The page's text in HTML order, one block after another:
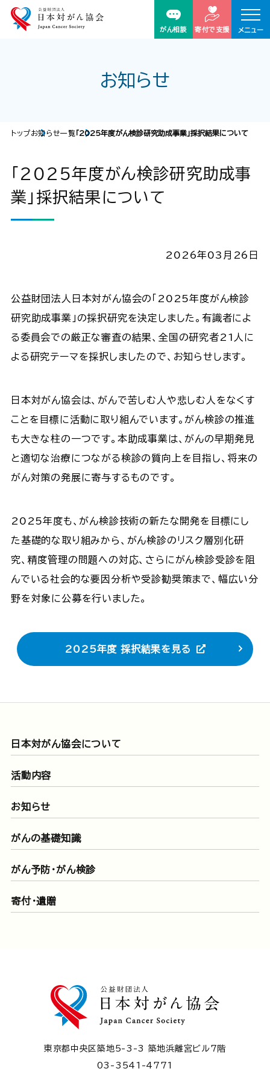
がん相談 寄付で支援 メニュー
お知らせ
トップお知らせ一覧 「2025年度がん検診研究助成事業」採択結果について
「2025年度がん検診研究助成事
業」採択結果について
2026年03月26日
公益財団法人日本対がん協会の「2025年度がん検診
研究助成事業」の採択研究を決定しました。有識者によ
る委員会での厳正な審査の結果、全国の研究者21人に
よる研究テーマを採択しましたので、お知らせします。
日本対がん協会は、がんで苦しむ人や悲しむ人をなくす
ことを目標に活動に取り組んでいます。がん検診の推進
も大きな柱の一つです。本助成事業は、がんの早期発見
と適切な治療につながる検診の質向上を目指し、将来の
がん対策の発展に寄与するものです。
2025年度も、がん検診技術の新たな開発を目標にし
た基礎的な取り組みから、がん検診のリスク層別化研
究、精度管理の問題への対応、さらにがん検診受診を阻
んでいる社会的な要因分析や受診勧奨策まで、幅広い分
野を対象に公募を行いました。
2025年度 採択結果を見る
日本対がん協会について
活動内容
お知らせ
がんの基礎知識
がん予防・がん検診
寄付・遺贈
東京都中央区築地5-3-3 築地浜離宮ビル7階
03-3541-4771